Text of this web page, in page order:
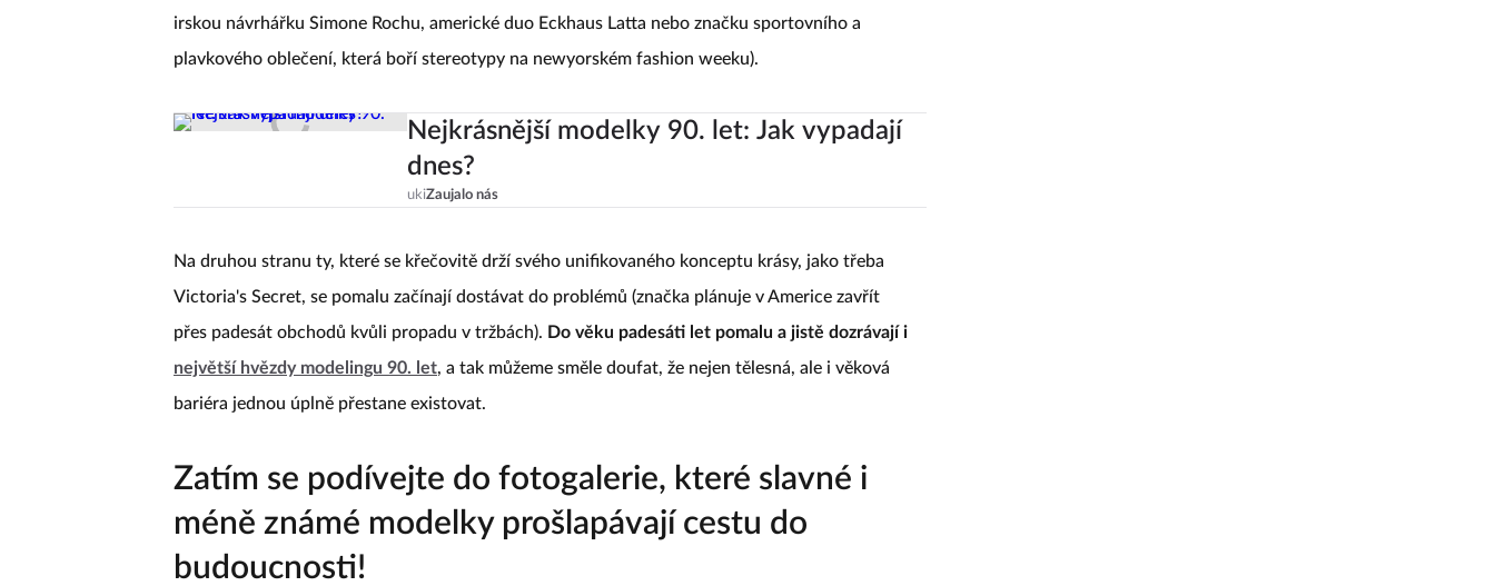
irskou návrhářku Simone Rochu, americké duo Eckhaus Latta nebo značku sportovního a
plavkového oblečení, která boří stereotypy na newyorském fashion weeku).
Nejkrásnější modelky 90. let: Jak vypadají
dnes?
ukiZaujalo nás
Na druhou stranu ty, které se křečovitě drží svého unifikovaného konceptu krásy, jako třeba
Victoria's Secret, se pomalu začínají dostávat do problémů (značka plánuje v Americe zavřít
přes padesát obchodů kvůli propadu v tržbách). Do věku padesáti let pomalu a jistě dozrávají i
největší hvězdy modelingu 90. let, a tak můžeme směle doufat, že nejen tělesná, ale i věková
bariéra jednou úplně přestane existovat.
Zatím se podívejte do fotogalerie, které slavné i
méně známé modelky prošlapávají cestu do
budoucnosti!